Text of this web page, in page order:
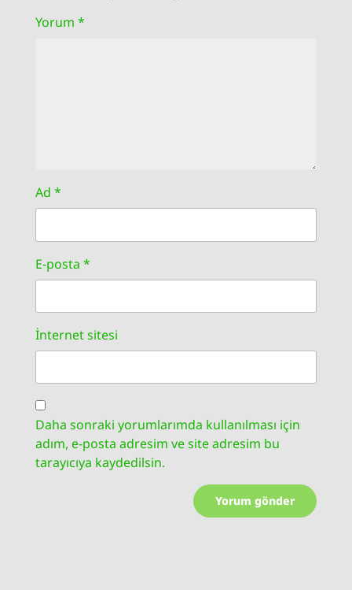
Yorum *
Ad *
E-posta *
İnternet sitesi
Daha sonraki yorumlarımda kullanılması için
adım, e-posta adresim ve site adresim bu
tarayıcıya kaydedilsin.